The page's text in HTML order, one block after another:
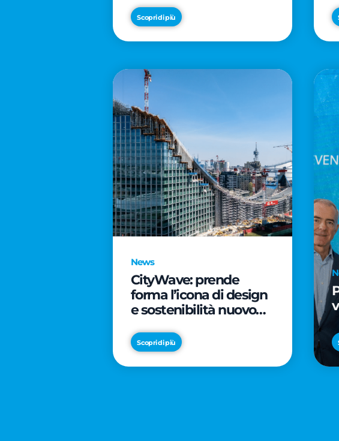
Scopri di più
News
CityWave: prende
forma l’icona di design
e sostenibilità nuovo
Scopri di più